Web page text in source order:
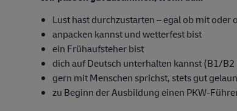
Lust hast durchzustarten – egal ob mit oder
anpacken kannst und wetterfest bist
ein Frühaufsteher bist
dich auf Deutsch unterhalten kannst (B1/B2
gern mit Menschen sprichst, stets gut
zu Beginn der Ausbildung einen PKW-